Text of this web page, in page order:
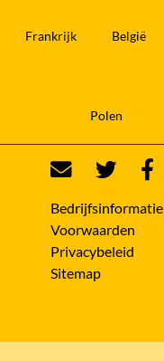
Frankrijk België
Polen
Bedrijfsinformatie
Voorwaarden
Privacybeleid
Sitemap